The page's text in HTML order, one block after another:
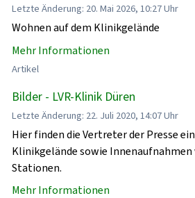
Letzte Änderung: 20. Mai 2026, 10:27 Uhr
Wohnen auf dem Klinikgelände
Mehr Informationen
Artikel
Bilder - LVR-Klinik Düren
Letzte Änderung: 22. Juli 2020, 14:07 Uhr
Hier finden die Vertreter der Presse
Klinikgelände sowie Innenaufnahmen
Stationen.
Mehr Informationen